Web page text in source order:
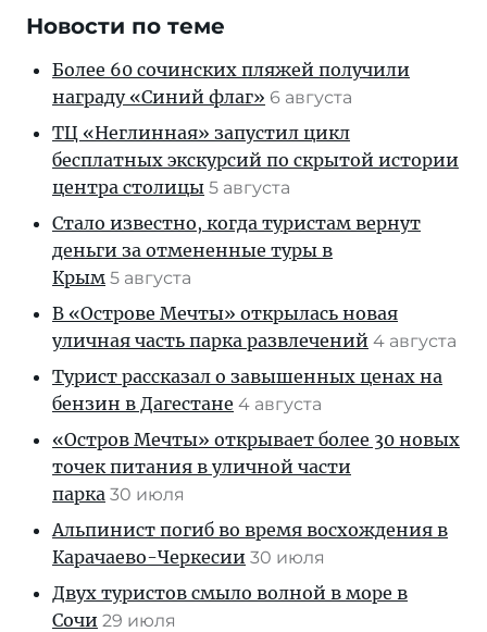
Новости по теме
Более 60 сочинских пляжей получили
награду «Синий флаг» 6 августа
ТЦ «Неглинная» запустил цикл
бесплатных экскурсий по скрытой истории
центра столицы 5 августа
Стало известно, когда туристам вернут
деньги за отмененные туры в
Крым 5 августа
В «Острове Мечты» открылась новая
уличная часть парка развлечений 4 августа
Турист рассказал о завышенных ценах на
бензин в Дагестане 4 августа
«Остров Мечты» открывает более 30 новых
точек питания в уличной части
парка 30 июля
Альпинист погиб во время восхождения в
Карачаево-Черкесии 30 июля
Двух туристов смыло волной в море в
Сочи 29 июля